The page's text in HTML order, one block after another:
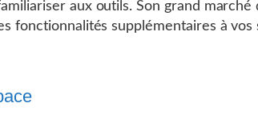
aux outils. Son grand marché
fonctionnalités supplémentaires à vos